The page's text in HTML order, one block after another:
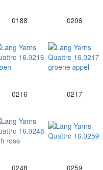
0188 0206
0216 0217
0248 0259